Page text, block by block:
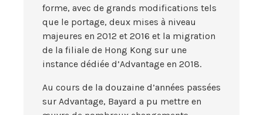
forme, avec de grands modifications tels
que le portage, deux mises à niveau
majeures en 2012 et 2016 et la migration
de la filiale de Hong Kong sur une
instance dédiée d’Advantage en 2018.
Au cours de la douzaine d’années passées
sur Advantage, Bayard a pu mettre en